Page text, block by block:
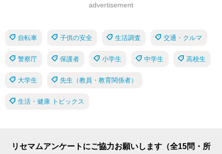
advertisement
自転車 子供の安全 生活調査 交通・クルマ
警察庁 保護者 小学生 中学生 高校生
大学生 先生（教員・教育関係者）
生活・健康 トピックス
リセマムアンケートにご協力お願いします（全15問・所